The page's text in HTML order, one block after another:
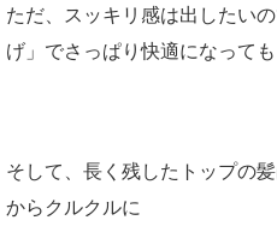
ただ、スッキリ感は出したい
げ」でさっぱり快適になって
そして、長く残したトップの
からクルクルに